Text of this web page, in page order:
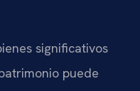
significativos
puede